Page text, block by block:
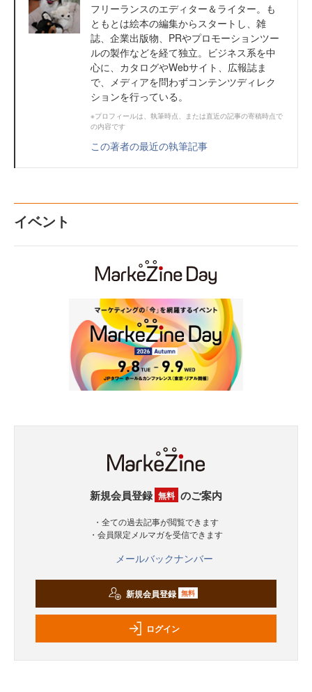
フリーランスのエディター＆ライター。も
ともとは絵本の編集からスタートし、雑
誌、企業出版物、PRやプロモーションツー
ルの製作などを経て独立。ビジネス系を中
心に、カタログやWebサイト、広報誌ま
で、メディアを問わずコンテンツディレク
ションを行っている。
※プロフィールは、執筆時点、または直近の記事の寄稿時点で
の内容です
この著者の最近の執筆記事
イベント
新規会員登録 無料 のご案内
・全ての過去記事が閲覧できます
・会員限定メルマガを受信できます
メールバックナンバー
新規会員登録 無料
ログイン